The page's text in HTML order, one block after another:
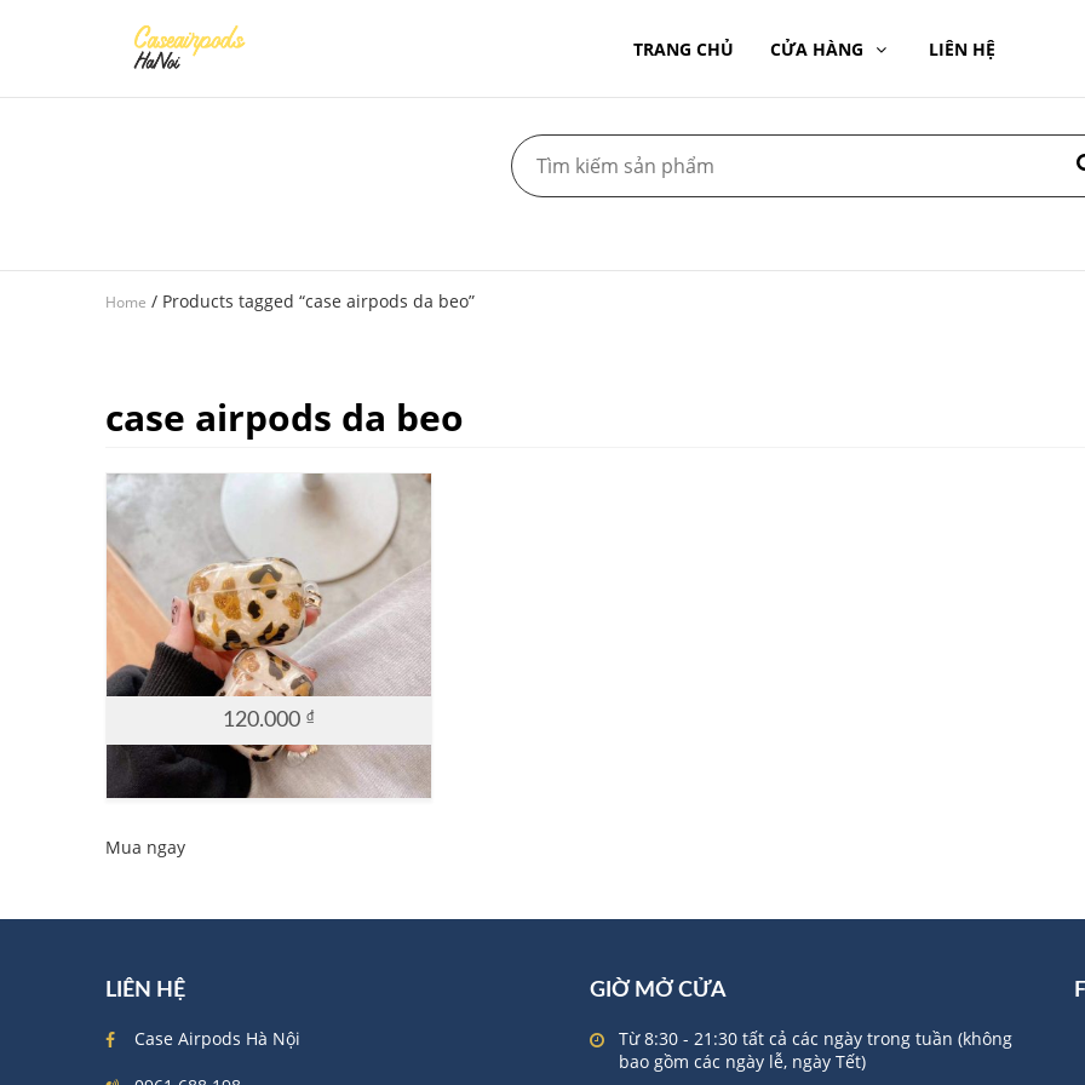
TRANG CHỦ CỬA HÀNG LIÊN HỆ
Home / Products tagged “case airpods da beo”
case airpods da beo
120.000 ₫
Mua ngay
LIÊN HỆ
Case Airpods Hà Nội
GIỜ MỞ CỬA
Từ 8:30 - 21:30 tất cả các ngày trong tuần (không
bao gồm các ngày lễ, ngày Tết)